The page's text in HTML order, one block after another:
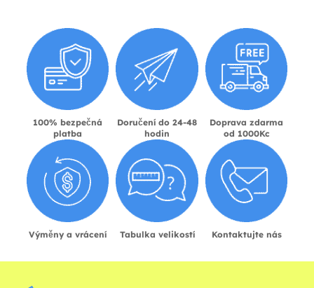
100% bezpečná
platba
Doručení do 24-48
hodin
Doprava zdarma
od 1000Kc
Výměny a vrácení Tabulka velikostí Kontaktujte nás